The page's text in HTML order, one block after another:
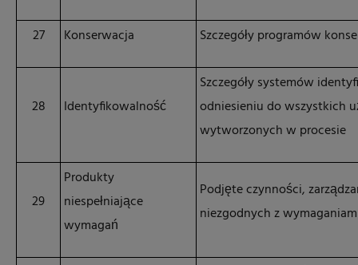
27 Konserwacja Szczegóły programów
28 Identyfikowalność
Szczegóły systemów
odniesieniu do wszystkich
wytworzonych w procesie
29
Produkty
niespełniające
wymagań
Podjęte czynności,
niezgodnych z